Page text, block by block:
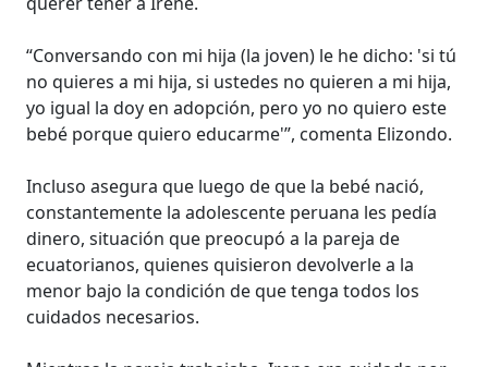
“Conversando con mi hija (la joven) le he dicho: 'si tú
no quieres a mi hija, si ustedes no quieren a mi hija,
yo igual la doy en adopción, pero yo no quiero este
bebé porque quiero educarme'”, comenta Elizondo.
Incluso asegura que luego de que la bebé nació,
constantemente la adolescente peruana les pedía
dinero, situación que preocupó a la pareja de
ecuatorianos, quienes quisieron devolverle a la
menor bajo la condición de que tenga todos los
cuidados necesarios.